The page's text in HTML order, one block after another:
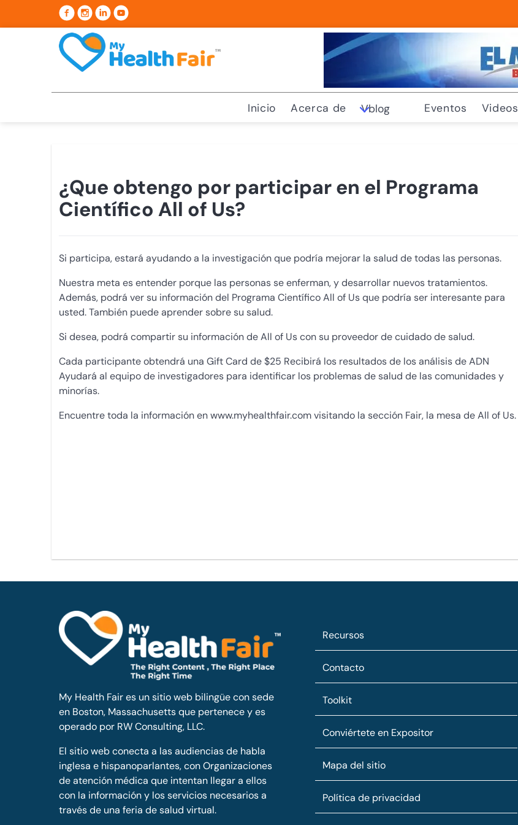
Inicio Acerca de Vblog Eventos Videos
¿Que obtengo por participar en el Programa
Científico All of Us?
Si participa, estará ayudando a la investigación que podría mejorar la salud de todas las personas.
Nuestra meta es entender porque las personas se enferman, y desarrollar nuevos tratamientos.
Además, podrá ver su información del Programa Científico All of Us que podría ser interesante para
usted. También puede aprender sobre su salud.
Si desea, podrá compartir su información de All of Us con su proveedor de cuidado de salud.
Cada participante obtendrá una Gift Card de $25 Recibirá los resultados de los análisis de ADN
Ayudará al equipo de investigadores para identificar los problemas de salud de las comunidades y
minorías.
Encuentre toda la información en www.myhealthfair.com visitando la sección Fair, la mesa de All of Us.
My Health Fair es un sitio web bilingüe con sede
en Boston, Massachusetts que pertenece y es
operado por RW Consulting, LLC.
El sitio web conecta a las audiencias de habla
inglesa e hispanoparlantes, con Organizaciones
de atención médica que intentan llegar a ellos
con la información y los servicios necesarios a
través de una feria de salud virtual.
Recursos
Contacto
Toolkit
Conviértete en Expositor
Mapa del sitio
Política de privacidad